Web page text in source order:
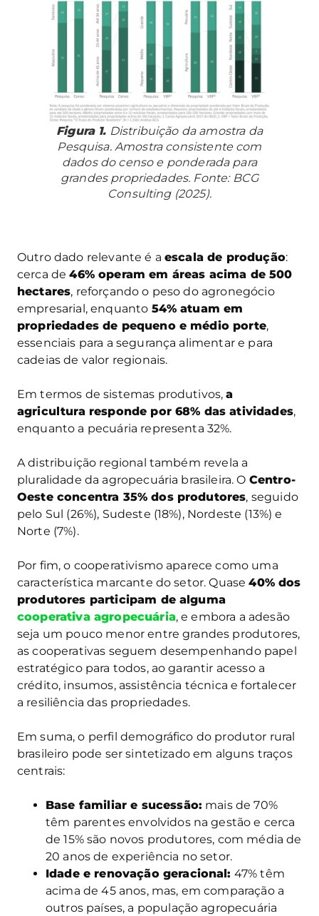
Figura 1. Distribuição da amostra da
Pesquisa. Amostra consistente com
dados do censo e ponderada para
grandes propriedades. Fonte: BCG
Consulting (2025).
Outro dado relevante é a escala de produção:
cerca de46% operam em áreas acima de 500
hectares, reforçando o peso do agronegócio
empresarial, enquanto 54% atuam em
propriedades de pequeno e médio porte,
essenciais para a segurança alimentar e para
cadeias de valor regionais.
Em termos de sistemas produtivos,a
agricultura responde por 68% das atividades,
enquanto a pecuária representa 32%.
A distribuição regional também revela a
pluralidade da agropecuária brasileira. O Centro-
Oeste concentra 35% dos produtores, seguido
pelo Sul (26%), Sudeste (18%), Nordeste (13%) e
Norte (7%).
Por fim, o cooperativismo aparece como uma
característica marcante do setor. Quase40% dos
produtores participam de alguma
cooperativa agropecuária, e embora a adesão
seja um pouco menor entre grandes produtores,
as cooperativas seguem desempenhando papel
estratégico para todos, ao garantir acesso a
crédito, insumos, assistência técnica e fortalecer
a resiliência das propriedades.
Em suma, o perfil demográfico do produtor rural
brasileiro pode ser sintetizado em alguns traços
centrais:
Base familiar e sucessão: mais de 70%
têm parentes envolvidos na gestão e cerca
de 15% são novos produtores, com média de
20 anos de experiência no setor.
Idade e renovação geracional: 47% têm
acima de 45 anos, mas, em comparação a
outros países, a população agropecuária